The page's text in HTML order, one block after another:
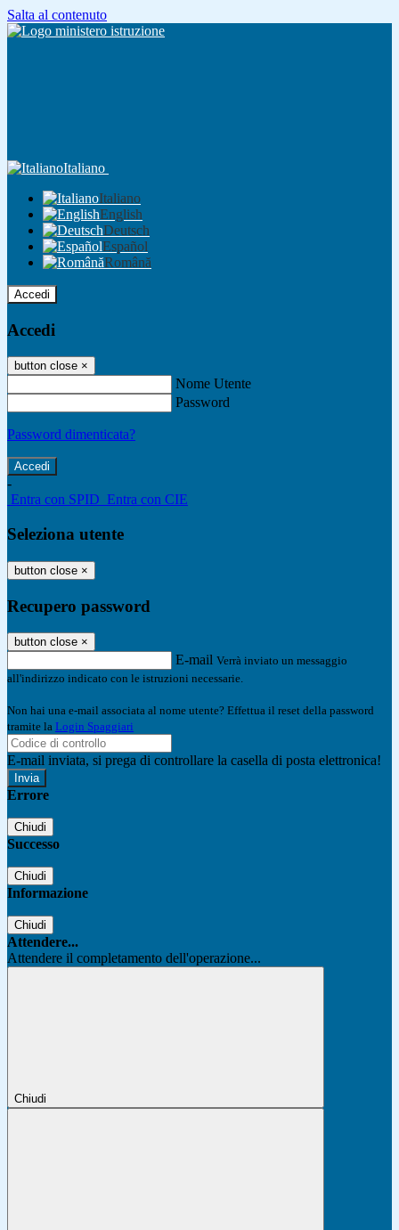
Salta al contenuto
Italiano
Italiano
English
Deutsch
Español
Română
Accedi
Accedi
button close ×
Nome Utente
Password
Password dimenticata?
-
Entra con SPID Entra con CIE
Seleziona utente
button close ×
Recupero password
button close ×
E-mail Verrà inviato un messaggio
all'indirizzo indicato con le istruzioni necessarie.
Non hai una e-mail associata al nome utente? Effettua il reset della password
tramite la Login Spaggiari
E-mail inviata, si prega di controllare la casella di posta elettronica!
Errore
Chiudi
Successo
Chiudi
Informazione
Chiudi
Attendere...
Attendere il completamento dell'operazione...
Chiudi